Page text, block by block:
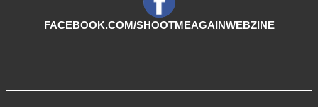
FACEBOOK.COM/SHOOTMEAGAINWEBZINE